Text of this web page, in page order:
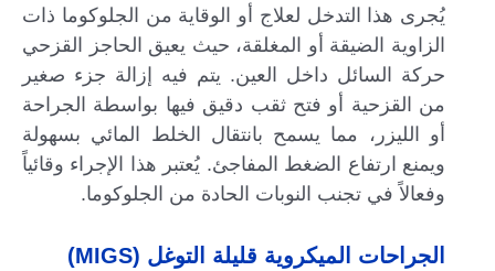
يُجرى هذا التدخل لعلاج أو الوقاية من الجلوكوما ذات
الزاوية الضيقة أو المغلقة، حيث يعيق الحاجز القزحي
حركة السائل داخل العين. يتم فيه إزالة جزء صغير
من القزحية أو فتح ثقب دقيق فيها بواسطة الجراحة
أو الليزر، مما يسمح بانتقال الخلط المائي بسهولة
ويمنع ارتفاع الضغط المفاجئ. يُعتبر هذا الإجراء وقائياً
وفعالاً في تجنب النوبات الحادة من الجلوكوما.
الجراحات الميكروية قليلة التوغل (MIGS)